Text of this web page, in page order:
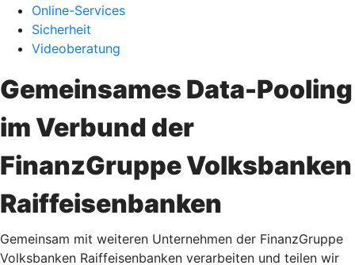
Online-Services
Sicherheit
Videoberatung
Gemeinsames Data-Pooling
im Verbund der
FinanzGruppe Volksbanken
Raiffeisenbanken
Gemeinsam mit weiteren Unternehmen der FinanzGruppe
Volksbanken Raiffeisenbanken verarbeiten und teilen wir